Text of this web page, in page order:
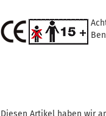
Diesen Artikel haben wir